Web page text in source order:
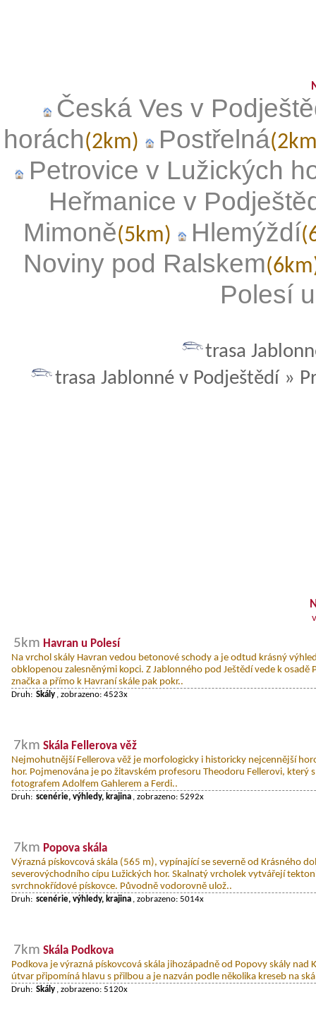
Česká Ves v
horách(2km) Postřelná
Petrovice v Lužických
Heřmanice v
Mimoně(5km) Hlemýždí
Noviny pod Ralskem
Polesí
trasa
trasa Jablonné v Podještědí »
5km Havran u Polesí
Na vrchol skály Havran vedou betonové schody a je odtud krásný
obklopenou zalesněnými kopci. Z Jablonného pod Ještědí vede k osadě
značka a přímo k Havraní skále pak pokr..
Druh: Skály , zobrazeno: 4523x
7km Skála Fellerova věž
Nejmohutnější Fellerova věž je morfologicky i historicky nejcennější
hor. Pojmenována je po žitavském profesoru Theodoru Fellerovi, který
fotografem Adolfem Gahlerem a Ferdi..
Druh: scenérie, výhledy, krajina , zobrazeno: 5292x
7km Popova skála
Výrazná pískovcová skála (565 m), vypínající se severně od Krásného
severovýchodního cípu Lužických hor. Skalnatý vrcholek vytvářejí
svrchnokřídové pískovce. Původně vodorovně ulož..
Druh: scenérie, výhledy, krajina , zobrazeno: 5014x
7km Skála Podkova
Podkova je výrazná pískovcová skála jihozápadně od Popovy skály nad
útvar připomíná hlavu s přilbou a je nazván podle několika kreseb na
Druh: Skály , zobrazeno: 5120x